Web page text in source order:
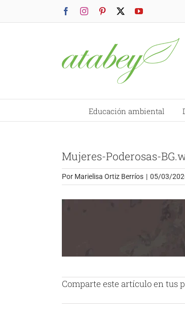
FacebookInstagramPinterest YouTube
Educación ambiental
Mujeres-Poderosas-
Por Marielisa Ortiz Berríos | 05/03/
Comparte este artículo en tus